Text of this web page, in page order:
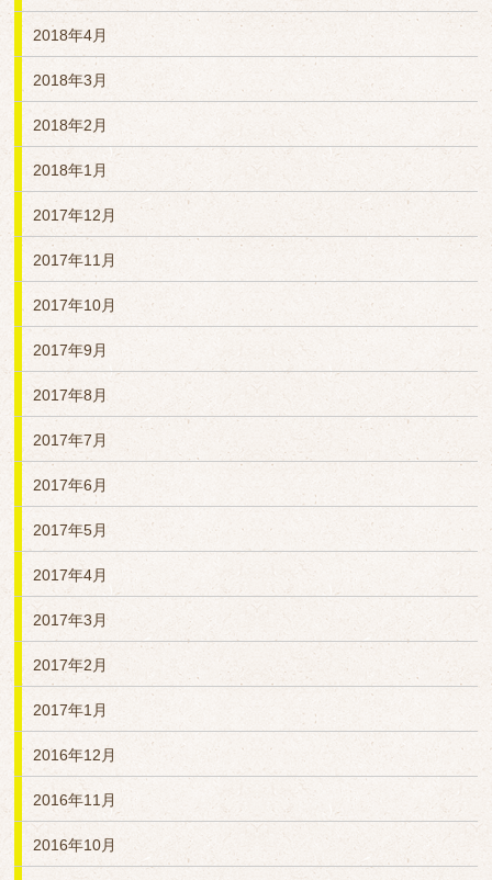
2018年4月
2018年3月
2018年2月
2018年1月
2017年12月
2017年11月
2017年10月
2017年9月
2017年8月
2017年7月
2017年6月
2017年5月
2017年4月
2017年3月
2017年2月
2017年1月
2016年12月
2016年11月
2016年10月